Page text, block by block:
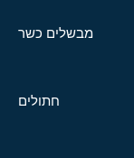
מבשלים כשר
חתולים